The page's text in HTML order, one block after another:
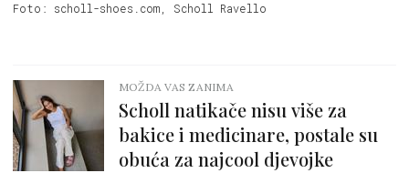
Foto: scholl-shoes.com, Scholl Ravello
MOŽDA VAS ZANIMA
Scholl natikače nisu više za
bakice i medicinare, postale su
obuća za najcool djevojke